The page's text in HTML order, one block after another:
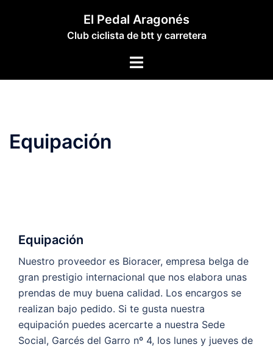
El Pedal Aragonés
Club ciclista de btt y carretera
Alternar
Equipación
Equipación
Nuestro proveedor es Bioracer, empresa belga de
gran prestigio internacional que nos elabora unas
prendas de muy buena calidad. Los encargos se
realizan bajo pedido. Si te gusta nuestra
equipación puedes acercarte a nuestra Sede
Social, Garcés del Garro nº 4, los lunes y jueves de